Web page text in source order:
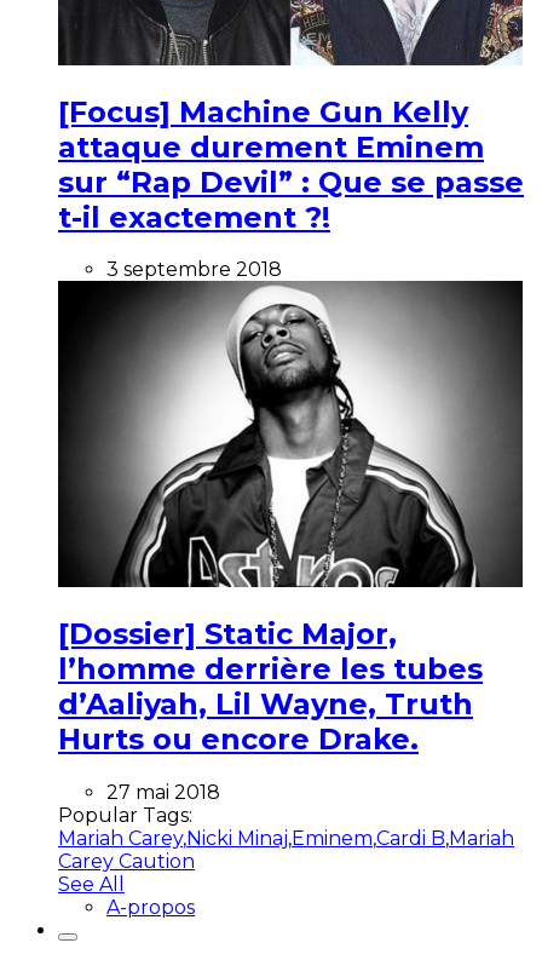
[Focus] Machine Gun Kelly
attaque durement Eminem
sur “Rap Devil” : Que se passe
t-il exactement ?!
3 septembre 2018
[Dossier] Static Major,
l’homme derrière les tubes
d’Aaliyah, Lil Wayne, Truth
Hurts ou encore Drake.
27 mai 2018
Popular Tags:
Mariah Carey,Nicki Minaj,Eminem,Cardi B,Mariah
Carey Caution
See All
A-propos